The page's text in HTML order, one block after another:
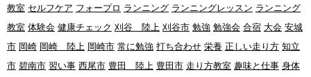
教室 セルフケア フォープロ ランニング ランニングレッスン ランニング
教室 体験会 健康チェック 刈谷 陸上 刈谷市 勉強 勉強会 合宿 大会 安城
市 岡崎 岡崎 陸上 岡崎市 常に勉強 打ち合わせ 栄養 正しい走り方 知立
市 碧南市 習い事 西尾市 豊田 陸上 豊田市 走り方教室 趣味と仕事 身体